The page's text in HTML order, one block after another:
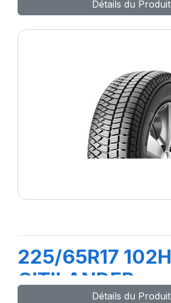
Détails du Produit
225/65R17 102H
CITILANDER
Détails du Produit